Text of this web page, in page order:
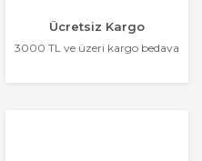
Ücretsiz Kargo
3000 TL ve üzeri kargo bedava